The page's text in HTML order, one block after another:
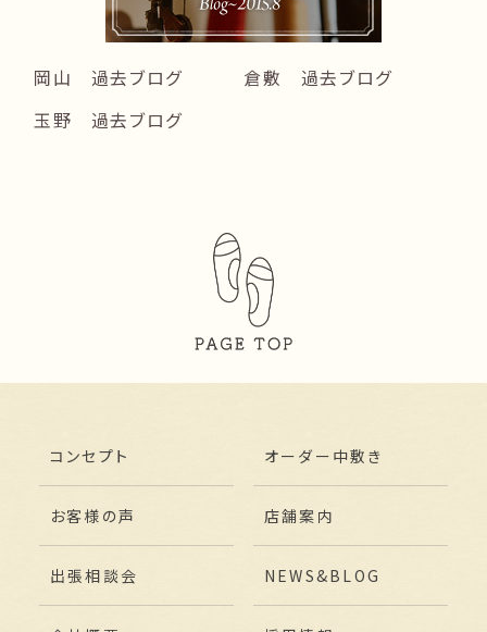
岡山 過去ブログ
倉敷 過去ブログ
玉野 過去ブログ
コンセプト オーダー中敷き
お客様の声 店舗案内
出張相談会 NEWS&BLOG